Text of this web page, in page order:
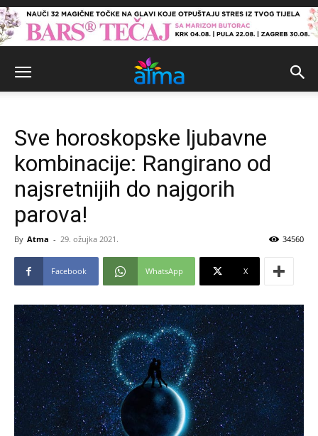
Sve horoskopske ljubavne
kombinacije: Rangirano od
najsretnijih do najgorih
parova!
By Atma - 29. ožujka 2021. 34560
Facebook WhatsApp X